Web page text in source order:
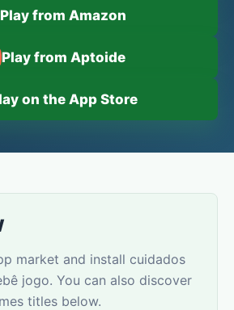
Play from Amazon
Play from Aptoide
on the App Store
market and install cuidados
jogo. You can also discover
titles below.